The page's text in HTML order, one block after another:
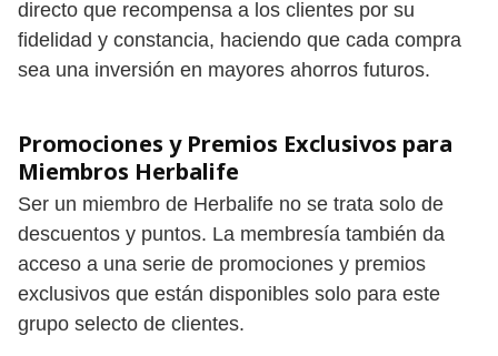
directo que recompensa a los clientes por su
fidelidad y constancia, haciendo que cada compra
sea una inversión en mayores ahorros futuros.
Promociones y Premios Exclusivos para
Miembros Herbalife
Ser un miembro de Herbalife no se trata solo de
descuentos y puntos. La membresía también da
acceso a una serie de promociones y premios
exclusivos que están disponibles solo para este
grupo selecto de clientes.